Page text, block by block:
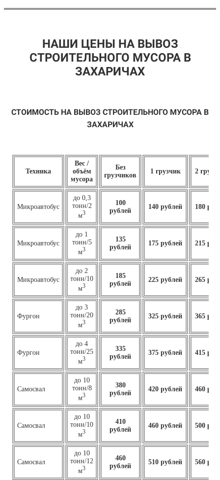
НАШИ ЦЕНЫ НА ВЫВОЗ
СТРОИТЕЛЬНОГО МУСОРА В
ЗАХАРИЧАХ
СТОИМОСТЬ НА ВЫВОЗ СТРОИТЕЛЬНОГО МУСОРА В
ЗАХАРИЧАХ
Техника
Вес /
объём
мусора
Без
грузчиков
1 грузчик 2
Микроавтобус
до 0,3
тонн/2
м3
100
рублей
140 рублей 180
Микроавтобус
до 1
тонн/5
м3
135
рублей
175 рублей 215
Микроавтобус
до 2
тонн/10
м3
185
рублей
225 рублей 265
Фургон
до 3
тонн/20
м3
285
рублей
325 рублей 365
Фургон
до 4
тонн/25
м3
335
рублей
375 рублей 415
Самосвал
до 10
тонн/8
м3
380
рублей
420 рублей 460
Самосвал
до 10
тонн/10
м3
410
рублей
460 рублей 500
Самосвал
до 10
тонн/12
м3
460
рублей
510 рублей 560